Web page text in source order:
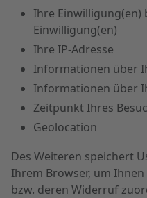
Ihre
Einwilligung(en)
Ihre IP-Adresse
Informationen über
Informationen über
Zeitpunkt Ihres
Geolocation
Des Weiteren speichert
Ihrem Browser, um
bzw. deren Widerruf